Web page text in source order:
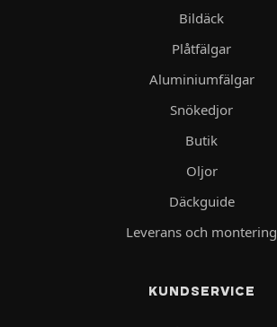
Bildäck
Plåtfälgar
Aluminiumfälgar
Snökedjor
Butik
Oljor
Däckguide
Leverans och montering
KUNDSERVICE